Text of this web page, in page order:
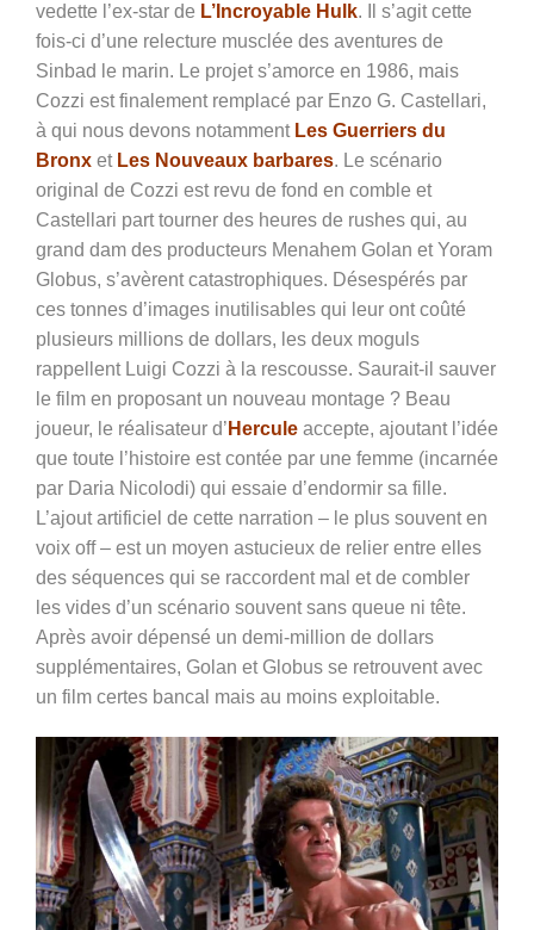
vedette l’ex-star de L’Incroyable Hulk. Il s’agit cette
fois-ci d’une relecture musclée des aventures de
Sinbad le marin. Le projet s’amorce en 1986, mais
Cozzi est finalement remplacé par Enzo G. Castellari,
à qui nous devons notamment Les Guerriers du
Bronx et Les Nouveaux barbares. Le scénario
original de Cozzi est revu de fond en comble et
Castellari part tourner des heures de rushes qui, au
grand dam des producteurs Menahem Golan et Yoram
Globus, s’avèrent catastrophiques. Désespérés par
ces tonnes d’images inutilisables qui leur ont coûté
plusieurs millions de dollars, les deux moguls
rappellent Luigi Cozzi à la rescousse. Saurait-il sauver
le film en proposant un nouveau montage ? Beau
joueur, le réalisateur d’ Hercule accepte, ajoutant l’idée
que toute l’histoire est contée par une femme (incarnée
par Daria Nicolodi) qui essaie d’endormir sa fille.
L’ajout artificiel de cette narration – le plus souvent en
voix off – est un moyen astucieux de relier entre elles
des séquences qui se raccordent mal et de combler
les vides d’un scénario souvent sans queue ni tête.
Après avoir dépensé un demi-million de dollars
supplémentaires, Golan et Globus se retrouvent avec
un film certes bancal mais au moins exploitable.